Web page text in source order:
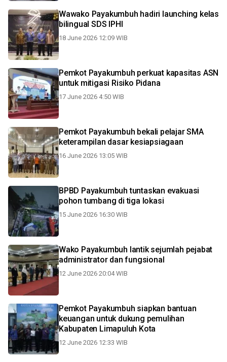
Wawako Payakumbuh hadiri launching kelas
bilingual SDS IPHI
18 June 2026 12:09 WIB
Pemkot Payakumbuh perkuat kapasitas ASN
untuk mitigasi Risiko Pidana
17 June 2026 4:50 WIB
Pemkot Payakumbuh bekali pelajar SMA
keterampilan dasar kesiapsiagaan
16 June 2026 13:05 WIB
BPBD Payakumbuh tuntaskan evakuasi
pohon tumbang di tiga lokasi
15 June 2026 16:30 WIB
Wako Payakumbuh lantik sejumlah pejabat
administrator dan fungsional
12 June 2026 20:04 WIB
Pemkot Payakumbuh siapkan bantuan
keuangan untuk dukung pemulihan
Kabupaten Limapuluh Kota
12 June 2026 12:33 WIB